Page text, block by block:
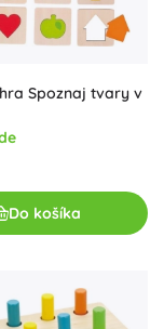
Spoznaj tvary v
Do košíka